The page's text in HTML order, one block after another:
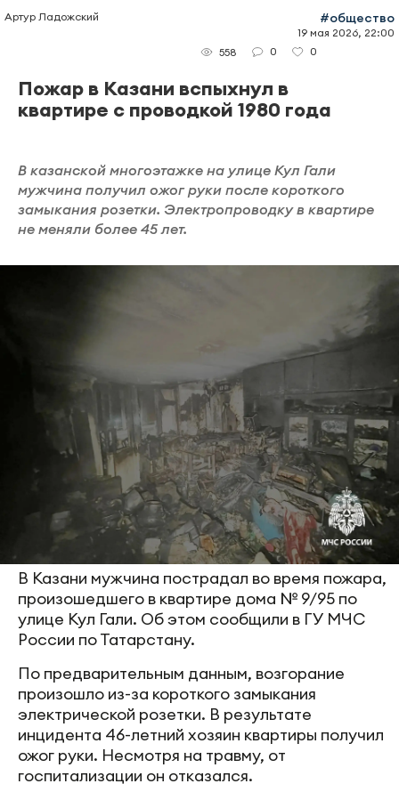
Артур Ладожский #общество
19 мая 2026, 22:00
558
0 0
Пожар в Казани вспыхнул в
квартире с проводкой 1980 года
В казанской многоэтажке на улице Кул Гали
мужчина получил ожог руки после короткого
замыкания розетки. Электропроводку в квартире
не меняли более 45 лет.
В Казани мужчина пострадал во время пожара,
произошедшего в квартире дома № 9/95 по
улице Кул Гали. Об этом сообщили в ГУ МЧС
России по Татарстану.
По предварительным данным, возгорание
произошло из-за короткого замыкания
электрической розетки. В результате
инцидента 46-летний хозяин квартиры получил
ожог руки. Несмотря на травму, от
госпитализации он отказался.